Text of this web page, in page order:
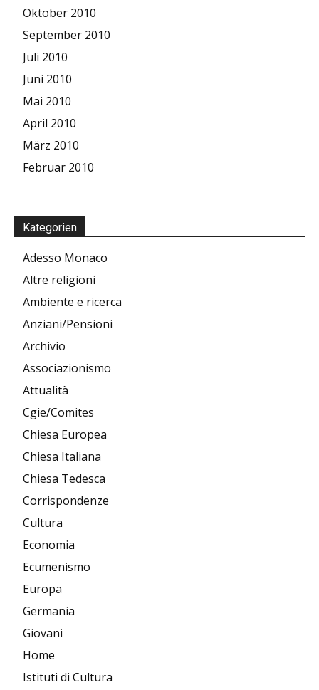
Oktober 2010
September 2010
Juli 2010
Juni 2010
Mai 2010
April 2010
März 2010
Februar 2010
Kategorien
Adesso Monaco
Altre religioni
Ambiente e ricerca
Anziani/Pensioni
Archivio
Associazionismo
Attualità
Cgie/Comites
Chiesa Europea
Chiesa Italiana
Chiesa Tedesca
Corrispondenze
Cultura
Economia
Ecumenismo
Europa
Germania
Giovani
Home
Istituti di Cultura